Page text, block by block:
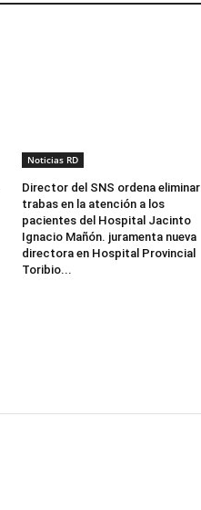
Noticias RD
Director del SNS ordena eliminar
trabas en la atención a los
pacientes del Hospital Jacinto
Ignacio Mañón. juramenta nueva
directora en Hospital Provincial
Toribio...